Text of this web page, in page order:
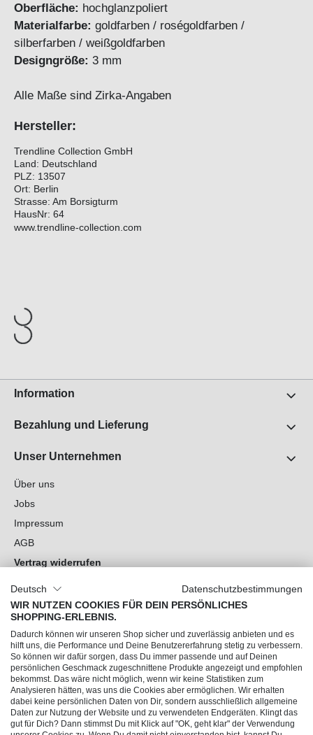
Oberfläche: hochglanzpoliert
Materialfarbe: goldfarben / roségoldfarben /
silberfarben / weißgoldfarben
Designgröße: 3 mm
Alle Maße sind Zirka-Angaben
Hersteller:
Trendline Collection GmbH
Land: Deutschland
PLZ: 13507
Ort: Berlin
Strasse: Am Borsigturm
HausNr: 64
www.trendline-collection.com
Information
Bezahlung und Lieferung
Unser Unternehmen
Über uns
Jobs
Impressum
AGB
Vertrag widerrufen
Cookie-Einstellungen
Du hast Fragen?
Unsere Socials
Deutsch
Datenschutzbestimmungen
WIR NUTZEN COOKIES FÜR DEIN PERSÖNLICHES
SHOPPING-ERLEBNIS.
Dadurch können wir unseren Shop sicher und zuverlässig anbieten und es
hilft uns, die Performance und Deine Benutzererfahrung stetig zu verbessern.
So können wir dafür sorgen, dass Du immer passende und auf Deinen
persönlichen Geschmack zugeschnittene Produkte angezeigt und empfohlen
bekommst. Das wäre nicht möglich, wenn wir keine Statistiken zum
Analysieren hätten, was uns die Cookies aber ermöglichen. Wir erhalten
dabei keine persönlichen Daten von Dir, sondern ausschließlich allgemeine
Daten zur Nutzung der Website und zu verwendeten Endgeräten. Klingt das
gut für Dich? Dann stimmst Du mit Klick auf "OK, geht klar" der Verwendung